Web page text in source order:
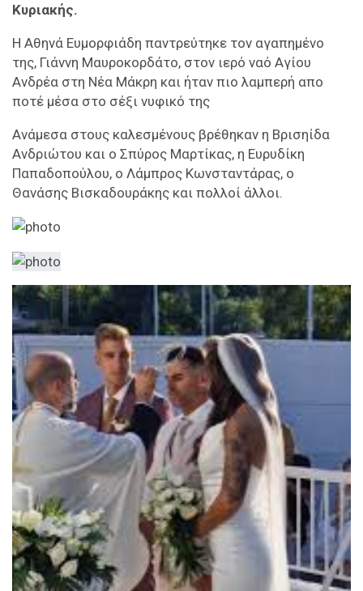
Κυριακής.
Η Αθηνά Ευμορφιάδη παντρεύτηκε τον αγαπημένο
της, Γιάννη Μαυροκορδάτο, στον ιερό ναό Αγίου
Ανδρέα στη Νέα Μάκρη και ήταν πιο λαμπερή απο
ποτέ μέσα στο σέξι νυφικό της
Ανάμεσα στους καλεσμένους βρέθηκαν η Βρισηίδα
Ανδριώτου και ο Σπύρος Μαρτίκας, η Ευρυδίκη
Παπαδοπούλου, ο Λάμπρος Κωνσταντάρας, ο
Θανάσης Βισκαδουράκης και πολλοί άλλοι.